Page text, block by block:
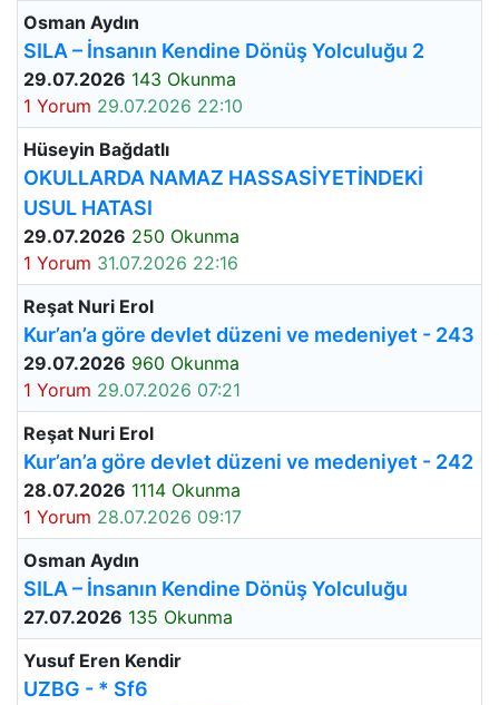
Osman Aydın
SILA – İnsanın Kendine Dönüş Yolculuğu 2
29.07.2026 143 Okunma
1 Yorum 29.07.2026 22:10
Hüseyin Bağdatlı
OKULLARDA NAMAZ HASSASİYETİNDEKİ
USUL HATASI
29.07.2026 250 Okunma
1 Yorum 31.07.2026 22:16
Reşat Nuri Erol
Kur’an’a göre devlet düzeni ve medeniyet - 243
29.07.2026 960 Okunma
1 Yorum 29.07.2026 07:21
Reşat Nuri Erol
Kur’an’a göre devlet düzeni ve medeniyet - 242
28.07.2026 1114 Okunma
1 Yorum 28.07.2026 09:17
Osman Aydın
SILA – İnsanın Kendine Dönüş Yolculuğu
27.07.2026 135 Okunma
Yusuf Eren Kendir
UZBG - * Sf6